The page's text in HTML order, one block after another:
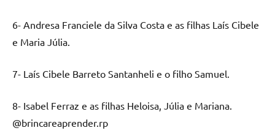
6- Andresa Franciele da Silva Costa e as filhas Laís Cibele
e Maria Júlia.
7- Laís Cibele Barreto Santanheli e o filho Samuel.
8- Isabel Ferraz e as filhas Heloisa, Júlia e Mariana.
@brincareaprender.rp